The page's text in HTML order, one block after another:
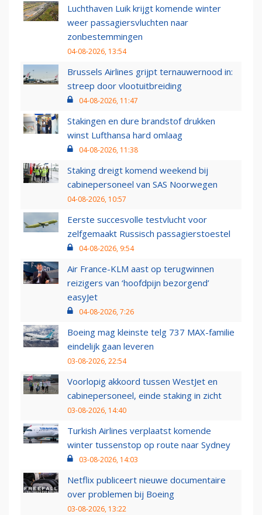
Luchthaven Luik krijgt komende winter
weer passagiersvluchten naar
zonbestemmingen
04-08-2026, 13:54
Brussels Airlines grijpt ternauwernood in:
streep door vlootuitbreiding
04-08-2026, 11:47
Stakingen en dure brandstof drukken
winst Lufthansa hard omlaag
04-08-2026, 11:38
Staking dreigt komend weekend bij
cabinepersoneel van SAS Noorwegen
04-08-2026, 10:57
Eerste succesvolle testvlucht voor
zelfgemaakt Russisch passagierstoestel
04-08-2026, 9:54
Air France-KLM aast op terugwinnen
reizigers van ‘hoofdpijn bezorgend’
easyJet
04-08-2026, 7:26
Boeing mag kleinste telg 737 MAX-familie
eindelijk gaan leveren
03-08-2026, 22:54
Voorlopig akkoord tussen WestJet en
cabinepersoneel, einde staking in zicht
03-08-2026, 14:40
Turkish Airlines verplaatst komende
winter tussenstop op route naar Sydney
03-08-2026, 14:03
Netflix publiceert nieuwe documentaire
over problemen bij Boeing
03-08-2026, 13:22